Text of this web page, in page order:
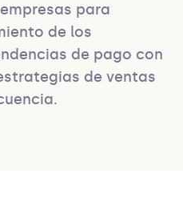
para
de los
de pago con
de ventas